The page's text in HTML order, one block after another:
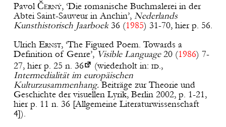
PavolČerný, ‘Die romanische Buchmalerei in der
Abtei Saint-Sauveur in Anchin’, Nederlands
Kunsthistorisch Jaarboek36 (1985) 31-70, hier p. 56.
Ulrich Ernst, ‘The Figured Poem. Towards a
Definition of Genre’, Visible Language20 (1986) 7-
27, hier p. 25 n. 36 (wiederholt in: id.,
Intermedialität im europäischen
Kulturzusammenhang. Beiträge zur Theorie und
Geschichte der visuellen Lyrik, Berlin 2002, p. 1-21,
hier p. 11 n. 36 [Allgemeine Literaturwissenschaft
4]).